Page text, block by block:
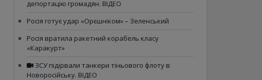
депортацію громадян. ВІДЕО
Росія готує удар «Орєшніком» – Зеленський
Росія вратила ракетний корабель класу
«Каракурт»
ЗСУ підірвали танкери тіньового флоту в
Новоросійську. ВІДЕО